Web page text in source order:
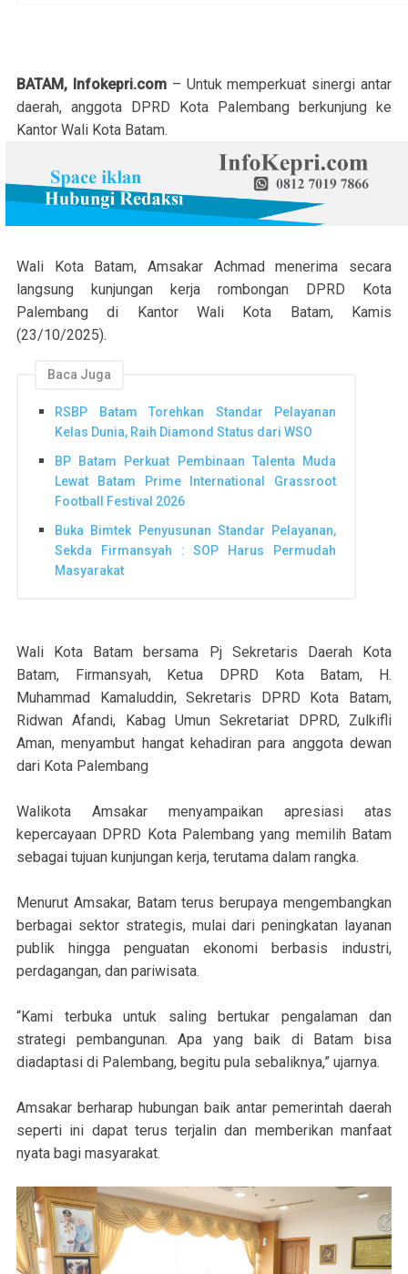
BATAM, Infokepri.com– Untuk memperkuat sinergi antar
daerah, anggota DPRD Kota Palembang berkunjung ke
Kantor Wali Kota Batam.
Wali Kota Batam, Amsakar Achmad menerima secara
langsung kunjungan kerja rombongan DPRD Kota
Palembang di Kantor Wali Kota Batam, Kamis
(23/10/2025).
Baca Juga
RSBP Batam Torehkan Standar Pelayanan
Kelas Dunia, Raih Diamond Status dari WSO
BP Batam Perkuat Pembinaan Talenta Muda
Lewat Batam Prime International Grassroot
Football Festival 2026
Buka Bimtek Penyusunan Standar Pelayanan,
Sekda Firmansyah : SOP Harus Permudah
Masyarakat
Wali Kota Batam bersama Pj Sekretaris Daerah Kota
Batam, Firmansyah, Ketua DPRD Kota Batam, H.
Muhammad Kamaluddin, Sekretaris DPRD Kota Batam,
Ridwan Afandi, Kabag Umun Sekretariat DPRD, Zulkifli
Aman, menyambut hangat kehadiran para anggota dewan
dari Kota Palembang
Walikota Amsakar menyampaikan apresiasi atas
kepercayaan DPRD Kota Palembang yang memilih Batam
sebagai tujuan kunjungan kerja, terutama dalam rangka.
Menurut Amsakar, Batam terus berupaya mengembangkan
berbagai sektor strategis, mulai dari peningkatan layanan
publik hingga penguatan ekonomi berbasis industri,
perdagangan, dan pariwisata.
“Kami terbuka untuk saling bertukar pengalaman dan
strategi pembangunan. Apa yang baik di Batam bisa
diadaptasi di Palembang, begitu pula sebaliknya,” ujarnya.
Amsakar berharap hubungan baik antar pemerintah daerah
seperti ini dapat terus terjalin dan memberikan manfaat
nyata bagi masyarakat.